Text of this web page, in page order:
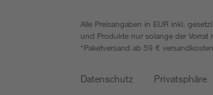
Alle Preisangaben in EUR inkl.
und Produkte nur solange der Vorrat
*Paketversand ab 59 €
Datenschutz Privatsphäre